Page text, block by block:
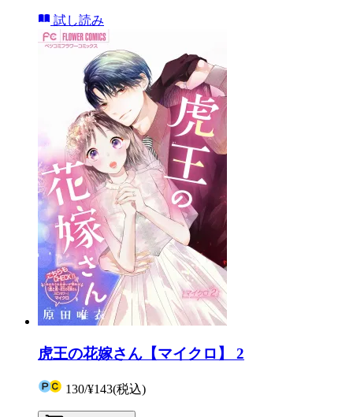
試し読み
虎王の花嫁さん【マイクロ】 2
130/¥143(税込)